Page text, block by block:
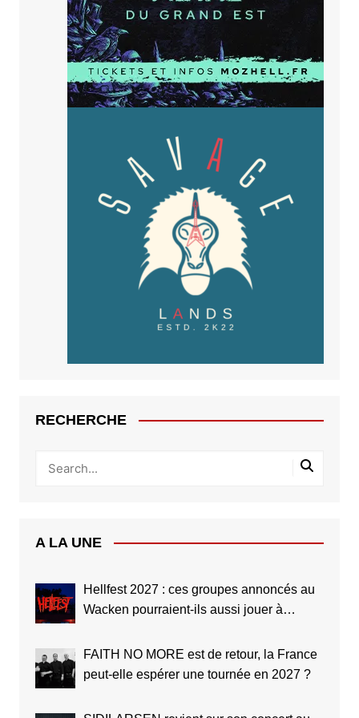
RECHERCHE
A LA UNE
Hellfest 2027 : ces groupes annoncés au
Wacken pourraient-ils aussi jouer à
FAITH NO MORE est de retour, la France
peut-elle espérer une tournée en 2027 ?